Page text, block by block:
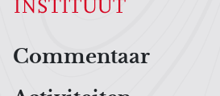
Hoofdnavigatiemenu
Commentaar